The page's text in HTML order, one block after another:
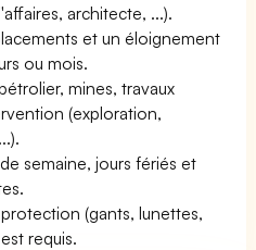
architecte, ...).
et un éloignement
ou mois.
mines, travaux
(exploration,
semaine, jours fériés et
(gants, lunettes,
requis.